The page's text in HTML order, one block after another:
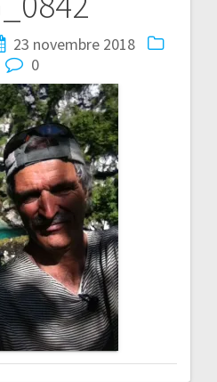
23 novembre 2018
0